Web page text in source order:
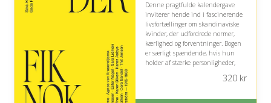
Denne pragtfulde kalendergave
inviterer hende ind i fascinerende
livsfortællinger om skandinaviske
kvinder, der udfordrede normer,
kærlighed og forventninger. Bogen
er særligt spændende, hvis hun
holder af stærke personligheder,
320kr